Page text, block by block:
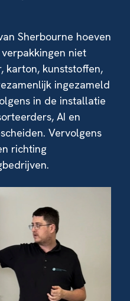
Sherbourne hoeven
niet
karton, kunststoffen,
ingezameld
in de installatie
AI en
Vervolgens
richting